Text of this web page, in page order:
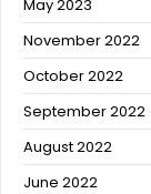
May 2023
November 2022
October 2022
September 2022
August 2022
June 2022